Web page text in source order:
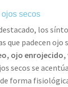
secos
los
que padecen ojo
ojo
secos se
forma